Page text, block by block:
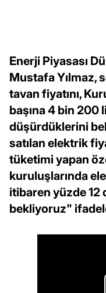
Enerji Piyasası
Mustafa Yılmaz,
tavan fiyatını,
başına 4 bin 200
düşürdüklerini
satılan elektrik
tüketimi yapan
kuruluşlarında
itibaren yüzde
bekliyoruz"